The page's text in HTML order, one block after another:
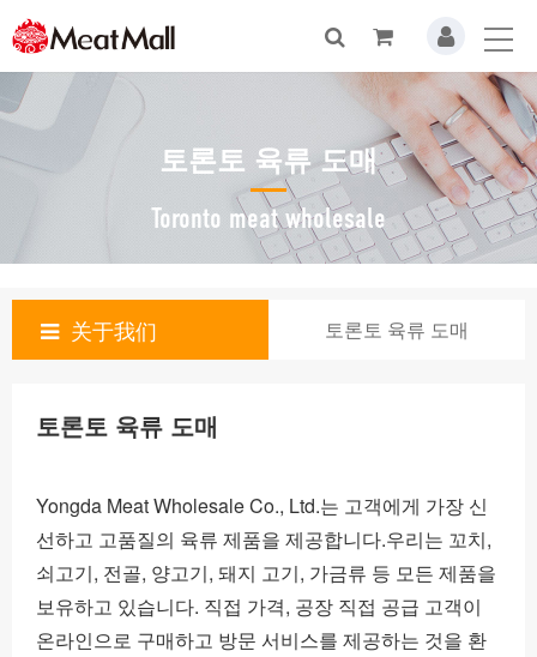
토론토 육류 도매
Toronto meat wholesale
关于我们 토론토 육류 도매
토론토 육류 도매
Yongda Meat Wholesale Co., Ltd.는 고객에게 가장 신
선하고 고품질의 육류 제품을 제공합니다.우리는 꼬치,
쇠고기, 전골, 양고기, 돼지 고기, 가금류 등 모든 제품을
보유하고 있습니다. 직접 가격, 공장 직접 공급 고객이
온라인으로 구매하고 방문 서비스를 제공하는 것을 환